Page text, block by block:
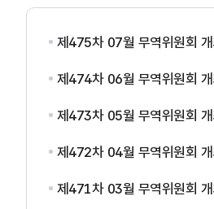
제475차 07월 무역위원회 개
제474차 06월 무역위원회 개
제473차 05월 무역위원회 개
제472차 04월 무역위원회 개
제471차 03월 무역위원회 개